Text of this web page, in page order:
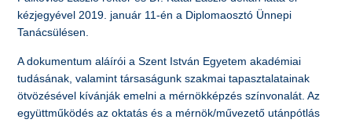
kézjegyével 2019. január 11-én a Diplomaosztó Ünnepi
Tanácsülésen.
A dokumentum aláírói a Szent István Egyetem akadémiai
tudásának, valamint társaságunk szakmai tapasztalatainak
ötvözésével kívánják emelni a mérnökképzés színvonalát. Az
együttműködés az oktatás és a mérnök/művezető utánpótlás